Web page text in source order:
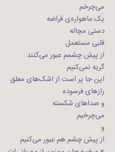
می‌چرخم
یک ماهواره‌ی قراضه
دستی مچاله
قلبی مستعمل
از پیش چشمم عبور می‌کنند
گریه نمی‌کنیم
این جا پر است از اشک‌های معلق
رازهای فرسوده
و صداهای شکسته
می‌چرخیم
و
از پیش چشم هم عبور می‌کنیم